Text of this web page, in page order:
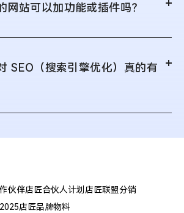
网站可以加功能或插件吗？
SEO（搜索引擎优化）真的有
伙伴店匠合伙人计划 店匠联盟分销
店匠品牌物料